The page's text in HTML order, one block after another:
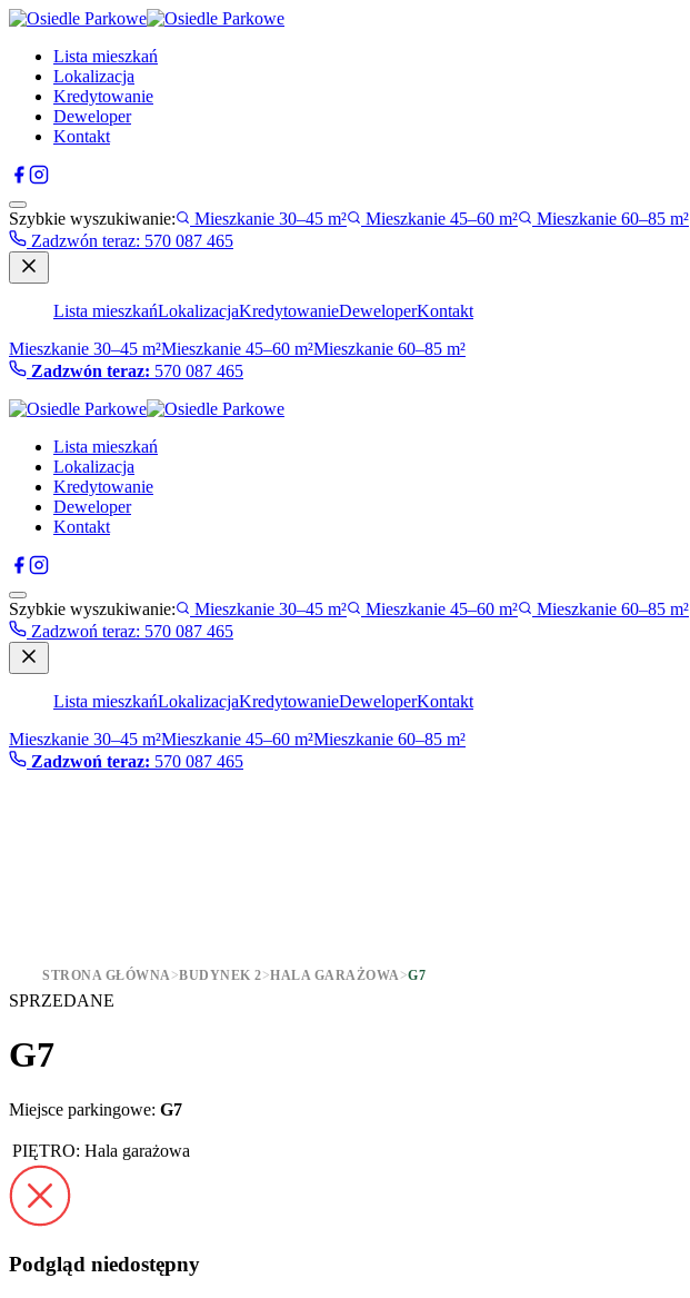
Lista mieszkań
Lokalizacja
Kredytowanie
Deweloper
Kontakt
Szybkie wyszukiwanie: Mieszkanie 30–45 m² Mieszkanie 45–60 m²
Mieszkanie 60–85 m²
Zadzwón teraz: 570 087 465
Lista mieszkańLokalizacjaKredytowanieDeweloperKontakt
Mieszkanie 30–45 m²Mieszkanie 45–60 m²Mieszkanie 60–85 m²
Zadzwón teraz: 570 087 465
Lista mieszkań
Lokalizacja
Kredytowanie
Deweloper
Kontakt
Szybkie wyszukiwanie: Mieszkanie 30–45 m² Mieszkanie 45–60 m²
Mieszkanie 60–85 m²
Zadzwoń teraz: 570 087 465
Lista mieszkańLokalizacjaKredytowanieDeweloperKontakt
Mieszkanie 30–45 m²Mieszkanie 45–60 m²Mieszkanie 60–85 m²
Zadzwoń teraz: 570 087 465
STRONA GŁÓWNA>BUDYNEK 2>HALA GARAŻOWA>G7
SPRZEDANE
G7
Miejsce parkingowe: G7
PIĘTRO: Hala garażowa
Podgląd niedostępny